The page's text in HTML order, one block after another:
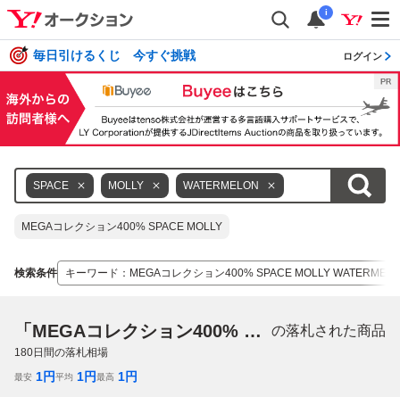
i
毎日引けるくじ 今すぐ挑戦 ログイン
SPACE MOLLY WATERMELON
MEGAコレクション400% SPACE MOLLY
検索条件 キーワード ： MEGAコレクション400% SPACE MOLLY
「MEGAコレクション400% SPACE MOLLY WATERMELON」 の落札された商品
180日間の落札相場
最安 1円平均 1円最高 1円